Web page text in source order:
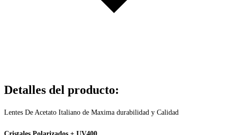
Detalles del producto:
Lentes De Acetato Italiano de Maxima durabilidad y Calidad